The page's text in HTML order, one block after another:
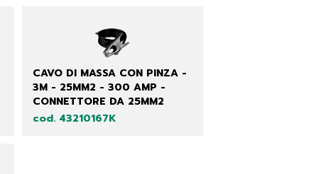
CAVO DI MASSA CON PINZA -
3M - 25MM2 - 300 AMP -
CONNETTORE DA 25MM2
cod. 43210167K